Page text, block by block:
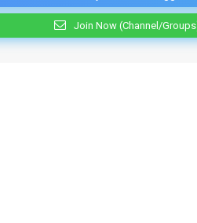
Join Now (Channel/